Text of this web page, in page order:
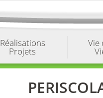
Réalisations
Projets
Vie